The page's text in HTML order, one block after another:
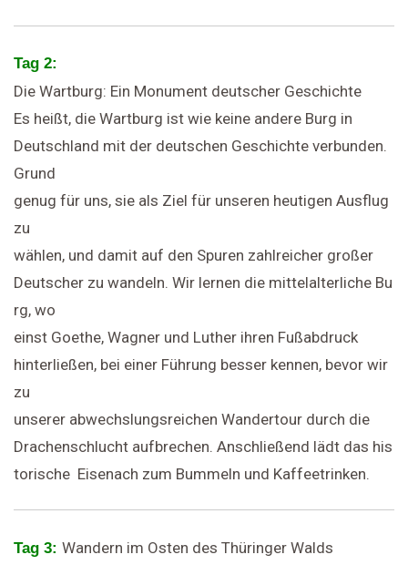
Tag 2:
Die Wartburg: Ein Monument deutscher Geschichte
Es heißt, die Wartburg ist wie keine andere Burg in
Deutschland mit der deutschen Geschichte verbunden.
Grund
genug für uns, sie als Ziel für unseren heutigen Ausflug
zu
wählen, und damit auf den Spuren zahlreicher großer
Deutscher zu wandeln. Wir lernen die mittelalterliche Bu
rg, wo
einst Goethe, Wagner und Luther ihren Fußabdruck
hinterließen, bei einer Führung besser kennen, bevor wir
zu
unserer abwechslungsreichen Wandertour durch die
Drachenschlucht aufbrechen. Anschließend lädt das his
torische Eisenach zum Bummeln und Kaffeetrinken.
Tag 3: Wandern im Osten des Thüringer Walds